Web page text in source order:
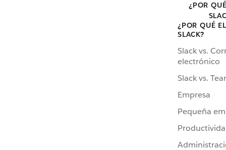
¿POR
¿POR QUÉ
SLACK?
Slack vs.
electrónico
Slack vs.
Empresa
Pequeña